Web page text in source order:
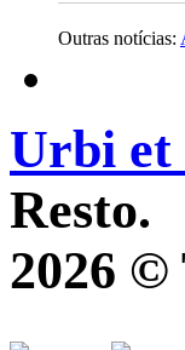
Outras notícias:
Urbi
Resto.
2026 ©